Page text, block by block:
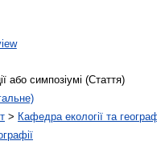
або симпозіумі (Стаття)
> Кафедра екології та